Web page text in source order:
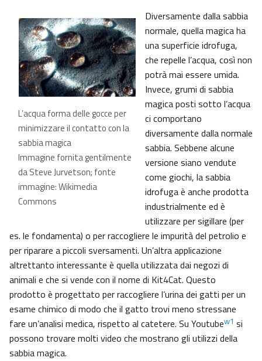
L’acqua forma delle gocce per
minimizzare il contatto con la
sabbia magica
Immagine fornita gentilmente
da Steve Jurvetson; fonte
immagine: Wikimedia
Commons
Diversamente dalla sabbia
normale, quella magica ha
una superficie idrofuga,
che repelle l’acqua, così non
potrà mai essere umida.
Invece, grumi di sabbia
magica posti sotto l’acqua
ci comportano
diversamente dalla normale
sabbia. Sebbene alcune
versione siano vendute
come giochi, la sabbia
idrofuga è anche prodotta
industrialmente ed è
utilizzare per sigillare (per
es. le fondamenta) o per raccogliere le impurità del petrolio e
per riparare a piccoli sversamenti. Un’altra applicazione
altrettanto interessante è quella utilizzata dai negozi di
animali e che si vende con il nome di Kit4Cat. Questo
prodotto è progettato per raccogliere l’urina dei gatti per un
esame chimico di modo che il gatto trovi meno stressane
fare un’analisi medica, rispetto al catetere. Su Youtubew1 si
possono trovare molti video che mostrano gli utilizzi della
sabbia magica.